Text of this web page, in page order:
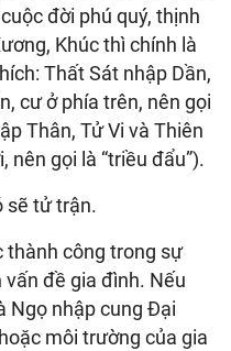
đời phú quý, thịnh
Khúc thì chính là
Thất Sát nhập Dần,
cư ở phía trên, nên gọi
Thân, Tử Vi và Thiên
nên gọi là “triều đẩu”).
sẽ tử trận.
thành công trong sự
đề gia đình. Nếu
Ngọ nhập cung Đại
môi trường của gia